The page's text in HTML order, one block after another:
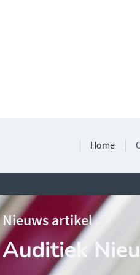
Home
Nieuws artikel
Auditiek